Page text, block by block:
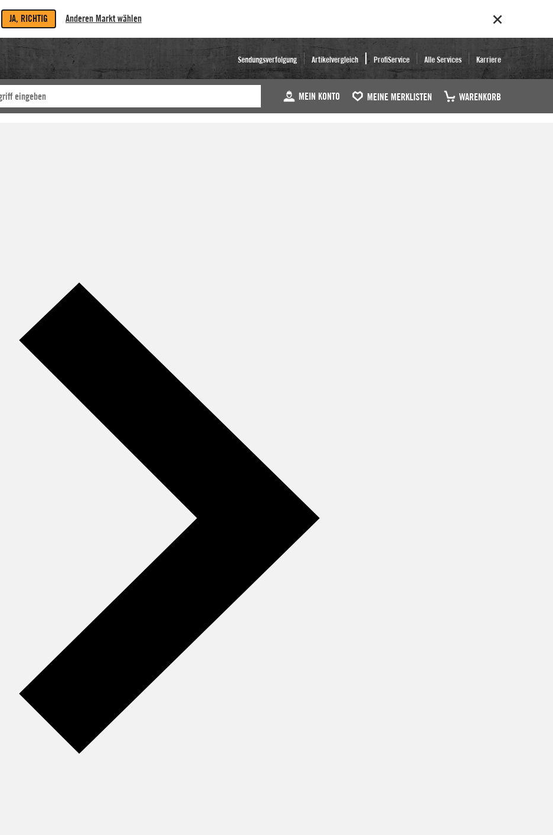
JA, RICHTIG Anderen Markt wählen
Sendungsverfolgung Artikelvergleich ProfiService Alle Services Karriere
MEIN KONTO MEINE MERKLISTEN WARENKORB